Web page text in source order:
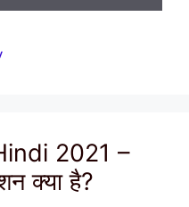
2021 –
क्‍या है?